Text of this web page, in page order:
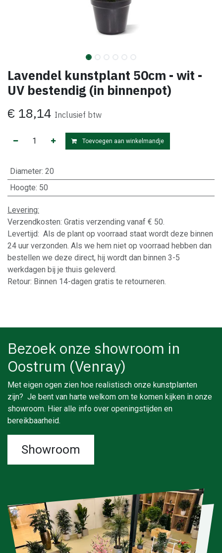
Lavendel kunstplant 50cm - wit -
UV bestendig (in binnenpot)
€ 18,14 Inclusief btw
Toevoegen aan winkelmandje
Diameter: 20
Hoogte: 50
Levering:
Verzendkosten: Gratis verzending vanaf € 50.
Levertijd: Als de plant op voorraad staat wordt deze binnen
24 uur verzonden. Als we hem niet op voorraad hebben dan
bestellen we deze direct, hij wordt dan binnen 3-5
werkdagen bij je thuis geleverd.
Retour: Binnen 14-dagen gratis te retourneren.
Bezoek onze showroom in
Oostrum (Venray)
Met eigen ogen zien hoe realistisch onze kunstplanten
zijn? Je bent van harte welkom om te komen kijken in onze
showroom. Hier alle info over openingstijden en
bereikbaarheid.
Showroom